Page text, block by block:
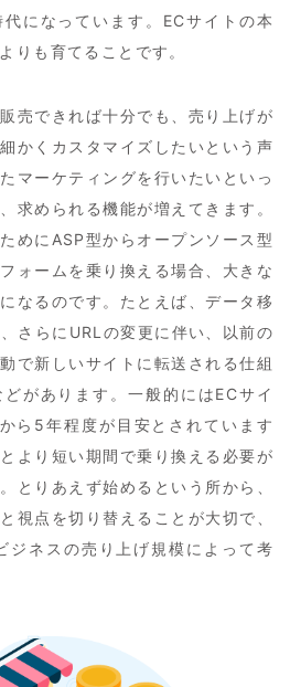
になっています。ECサイトの本
りも育てることです。
売できれば十分でも、売り上げが
かくカスタマイズしたいという声
マーケティングを行いたいといっ
求められる機能が増えてきます。
めにASP型からオープンソース型
ォームを乗り換える場合、大きな
なるのです。たとえば、データ移
さらにURLの変更に伴い、以前の
で新しいサイトに転送される仕組
があります。一般的にはECサイ
ら5年程度が目安とされています
より短い期間で乗り換える必要が
とりあえず始めるという所から、
視点を切り替えることが大切で、
ジネスの売り上げ規模によって考